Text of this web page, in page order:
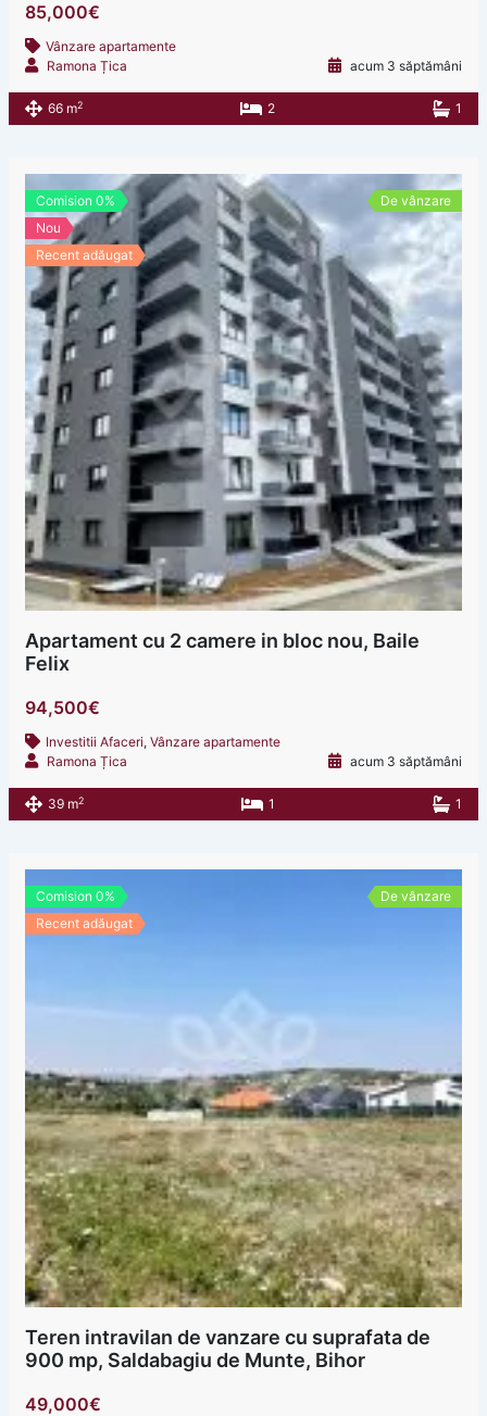
85,000€
Vânzare apartamente
Ramona Țica
acum 3 săptămâni
66 m2 2 1
Comision 0%
Nou
Recent adăugat
De vânzare
Apartament cu 2 camere in bloc nou, Baile
Felix
94,500€
Investitii Afaceri, Vânzare apartamente
Ramona Țica
acum 3 săptămâni
39 m2 1 1
Comision 0%
Recent adăugat
De vânzare
Teren intravilan de vanzare cu suprafata de
900 mp, Saldabagiu de Munte, Bihor
49,000€